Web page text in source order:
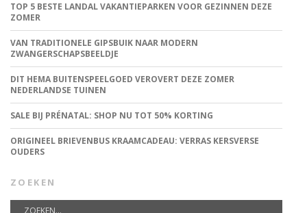
TOP 5 BESTE LANDAL VAKANTIEPARKEN VOOR GEZINNEN DEZE
ZOMER
VAN TRADITIONELE GIPSBUIK NAAR MODERN
ZWANGERSCHAPSBEELDJE
DIT HEMA BUITENSPEELGOED VEROVERT DEZE ZOMER
NEDERLANDSE TUINEN
SALE BIJ PRÉNATAL: SHOP NU TOT 50% KORTING
ORIGINEEL BRIEVENBUS KRAAMCADEAU: VERRAS KERSVERSE
OUDERS
ZOEKEN